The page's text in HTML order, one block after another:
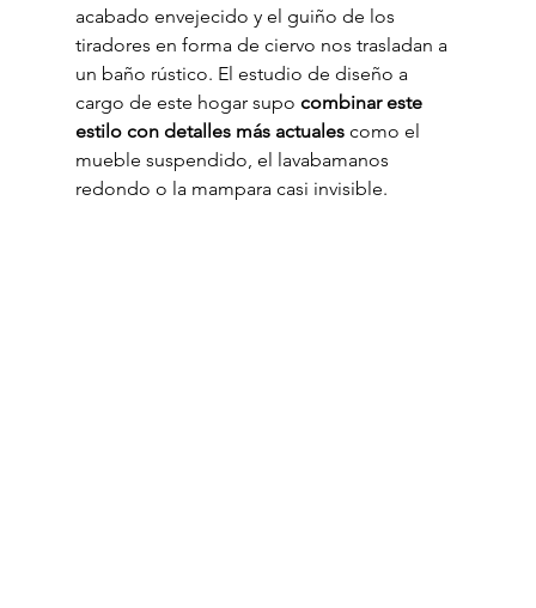
acabado envejecido y el guiño de los
tiradores en forma de ciervo nos trasladan a
un baño rústico. El estudio de diseño a
cargo de este hogar supo combinar este
estilo con detalles más actuales como el
mueble suspendido, el lavabamanos
redondo o la mampara casi invisible.